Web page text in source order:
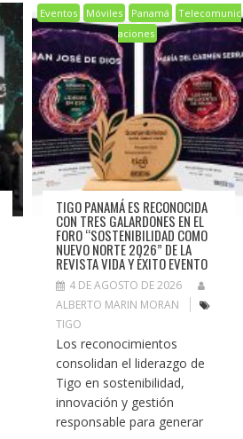
Eventos Móviles Panamá
Telecomunic
aciones
TIGO PANAMÁ ES RECONOCIDA
CON TRES GALARDONES EN EL
FORO “SOSTENIBILIDAD COMO
NUEVO NORTE 2026” DE LA
REVISTA VIDA Y ÉXITO EVENTO
4 DE AGOSTO DE 2026
ALBERTO MARIN MORAN
TIGO
Los reconocimientos
consolidan el liderazgo de
Tigo en sostenibilidad,
innovación y gestión
responsable para generar